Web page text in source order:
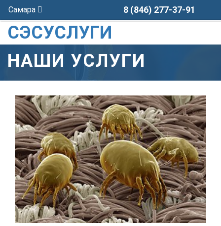
Самара 8 (846) 277-37-91
СЭСУСЛУГИ
НАШИ УСЛУГИ